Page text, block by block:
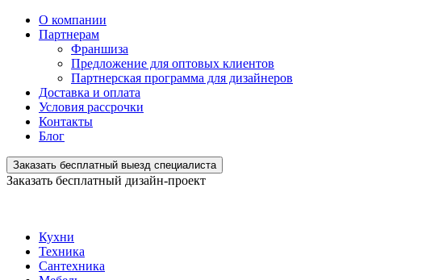
О компании
Партнерам
Франшиза
Предложение для оптовых клиентов
Партнерская программа для дизайнеров
Доставка и оплата
Условия рассрочки
Контакты
Блог
Заказать бесплатный выезд специалиста
Заказать бесплатный дизайн-проект
Кухни
Техника
Сантехника